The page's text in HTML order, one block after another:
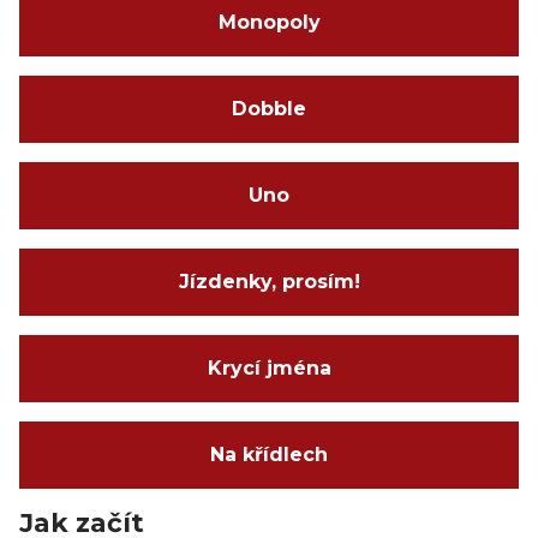
Monopoly
Dobble
Uno
Jízdenky, prosím!
Krycí jména
Na křídlech
Jak začít